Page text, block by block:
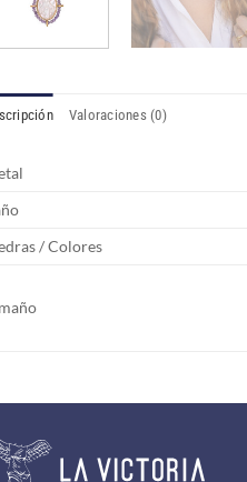
Valoraciones (0)
/ Colores